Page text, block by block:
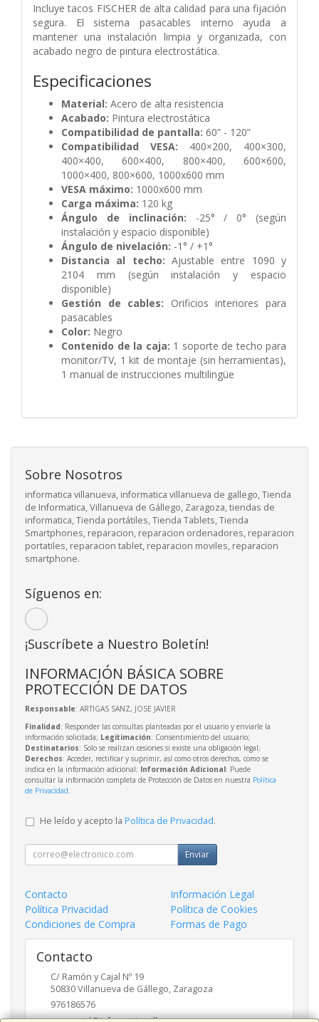
Incluye tacos FISCHER de alta calidad para una fijación
segura. El sistema pasacables interno ayuda a
mantener una instalación limpia y organizada, con
acabado negro de pintura electrostática.
Especificaciones
Material: Acero de alta resistencia
Acabado: Pintura electrostática
Compatibilidad de pantalla: 60” - 120”
Compatibilidad VESA: 400×200, 400×300,
400×400, 600×400, 800×400, 600×600,
1000×400, 800×600, 1000x600 mm
VESA máximo: 1000x600 mm
Carga máxima: 120 kg
Ángulo de inclinación: -25° / 0° (según
instalación y espacio disponible)
Ángulo de nivelación: -1° / +1°
Distancia al techo: Ajustable entre 1090 y
2104 mm (según instalación y espacio
disponible)
Gestión de cables: Orificios interiores para
pasacables
Color: Negro
Contenido de la caja: 1 soporte de techo para
monitor/TV, 1 kit de montaje (sin herramientas),
1 manual de instrucciones multilingüe
Sobre Nosotros
informatica villanueva, informatica villanueva de gallego, Tienda
de Informatica, Villanueva de Gállego, Zaragoza, tiendas de
informatica, Tienda portátiles, Tienda Tablets, Tienda
Smartphones, reparacion, reparacion ordenadores, reparacion
portatiles, reparacion tablet, reparacion moviles, reparacion
smartphone.
Síguenos en:
¡Suscríbete a Nuestro Boletín!
INFORMACIÓN BÁSICA SOBRE
PROTECCIÓN DE DATOS
Responsable: ARTIGAS SANZ, JOSE JAVIER
Finalidad: Responder las consultas planteadas por el usuario y enviarle la
información solicitada; Legitimación: Consentimiento del usuario;
Destinatarios: Solo se realizan cesiones si existe una obligación legal;
Derechos: Acceder, rectificar y suprimir, así como otros derechos, como se
indica en la información adicional; Información Adicional: Puede
consultar la información completa de Protección de Datos en nuestra Política
de Privacidad
He leído y acepto la Política de Privacidad.
Enviar
Contacto
Información Legal
Política Privacidad
Política de Cookies
Condiciones de Compra
Formas de Pago
Contacto
C/ Ramón y Cajal Nº 19
50830Villanueva de Gállego, Zaragoza
976186576